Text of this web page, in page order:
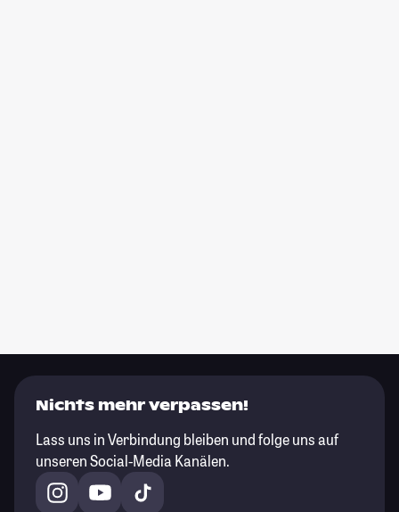
Nichts mehr verpassen!
Lass uns in Verbindung bleiben und folge uns auf
unseren Social-Media Kanälen.